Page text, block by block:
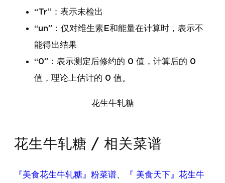
“Tr”：表示未检出
“un”：仅对维生素E和能量在计算时，表示不
能得出结果
“0”：表示测定后修约的 0 值，计算后的 0
值，理论上估计的 0 值。
花生牛轧糖
花生牛轧糖 / 相关菜谱
『美食花生牛轧糖』粉菜谱、
『 美食天下』花生牛